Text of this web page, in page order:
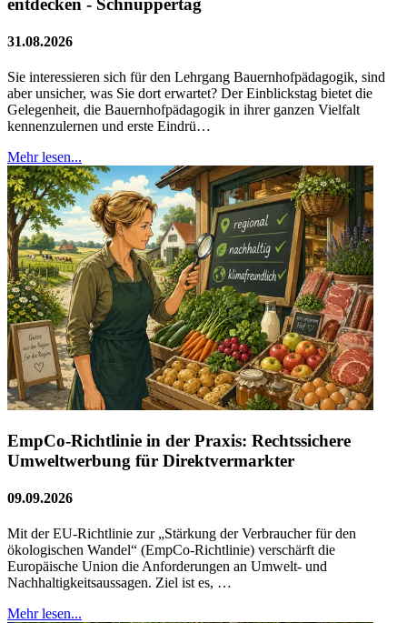
entdecken - Schnuppertag
31.08.2026
Sie interessieren sich für den Lehrgang Bauernhofpädagogik, sind
aber unsicher, was Sie dort erwartet? Der Einblickstag bietet die
Gelegenheit, die Bauernhofpädagogik in ihrer ganzen Vielfalt
kennenzulernen und erste Eindrü…
Mehr lesen...
EmpCo-Richtlinie in der Praxis: Rechtssichere
Umweltwerbung für Direktvermarkter
09.09.2026
Mit der EU-Richtlinie zur „Stärkung der Verbraucher für den
ökologischen Wandel“ (EmpCo-Richtlinie) verschärft die
Europäische Union die Anforderungen an Umwelt- und
Nachhaltigkeitsaussagen. Ziel ist es, …
Mehr lesen...